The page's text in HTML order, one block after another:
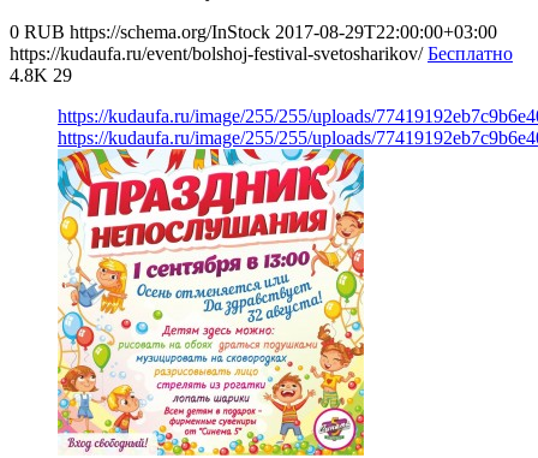
0 RUB https://schema.org/InStock 2017-08-29T22:00:00+03:00
https://kudaufa.ru/event/bolshoj-festival-svetosharikov/ Бесплатно
4.8K 29
https://kudaufa.ru/image/255/255/uploads/
https://kudaufa.ru/image/255/255/uploads/